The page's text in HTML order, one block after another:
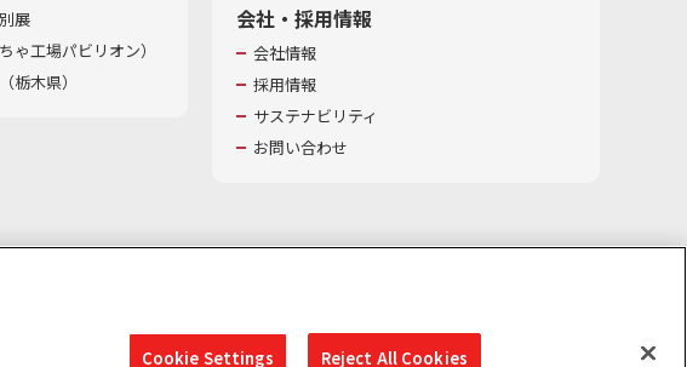
展
ゃ工場パビリオン）​
栃木県）
会社・採用情報
会社情報
採用情報
サステナビリティ
お問い合わせ
Cookie Settings Reject All Cookies